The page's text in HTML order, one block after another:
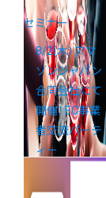
セミナー
8/2(木) アマ
ゾンジャパン
合同会社にて
開催！ EC事業
者交流パーテ
ィー